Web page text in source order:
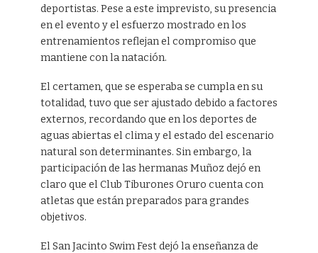
deportistas. Pese a este imprevisto, su presencia
en el evento y el esfuerzo mostrado en los
entrenamientos reflejan el compromiso que
mantiene con la natación.
El certamen, que se esperaba se cumpla en su
totalidad, tuvo que ser ajustado debido a factores
externos, recordando que en los deportes de
aguas abiertas el clima y el estado del escenario
natural son determinantes. Sin embargo, la
participación de las hermanas Muñoz dejó en
claro que el Club Tiburones Oruro cuenta con
atletas que están preparados para grandes
objetivos.
El San Jacinto Swim Fest dejó la enseñanza de